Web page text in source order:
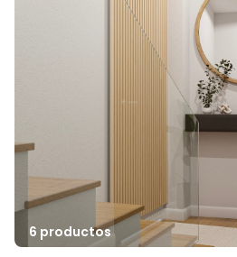
6 productos